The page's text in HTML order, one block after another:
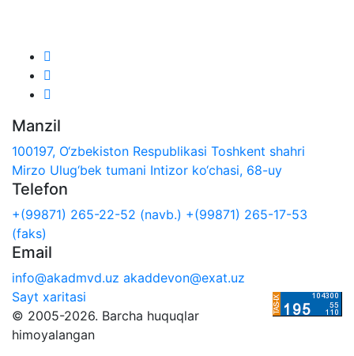
Manzil
100197, O‘zbekiston Respublikasi Toshkent shahri
Mirzo Ulug‘bek tumani Intizor ko‘chasi, 68-uy
Telefon
+(99871) 265-22-52 (navb.) +(99871) 265-17-53
(faks)
Email
info@akadmvd.uz akaddevon@exat.uz
Sayt xaritasi
© 2005-2026. Barcha huquqlar
himoyalangan